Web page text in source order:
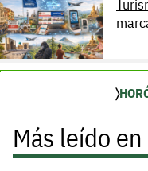
Más leído